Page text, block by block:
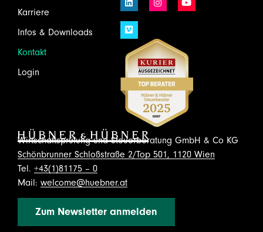
Karriere
Infos & Downloads
Kontakt
Login
Wirtschaftsprüfung und Steuerberatung GmbH & Co KG
Schönbrunner Schloßstraße 2/Top 501, 1120 Wien
Tel. +43(1)81175 – 0
Mail: welcome@huebner.at
Zum Newsletter anmelden